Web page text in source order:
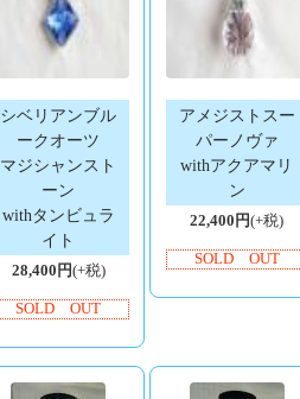
シベリアンブル
ークオーツ
マジシャンスト
ーン
withタンビュラ
イト
28,400円(+税)
SOLD OUT
アメジストスー
パーノヴァ
withアクアマリ
ン
22,400円(+税)
SOLD OUT